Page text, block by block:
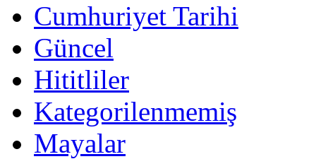
Cumhuriyet Tarihi
Güncel
Hititliler
Kategorilenmemiş
Mayalar